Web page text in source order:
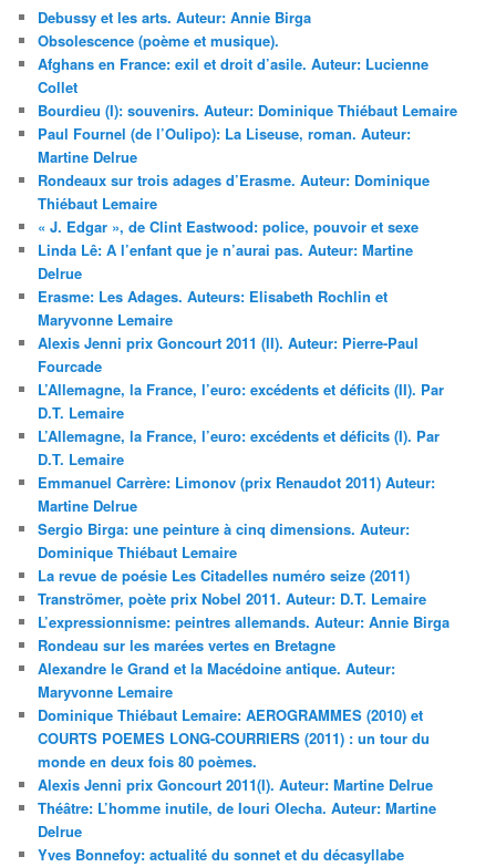
Debussy et les arts. Auteur: Annie Birga
Obsolescence (poème et musique).
Afghans en France: exil et droit d’asile. Auteur: Lucienne
Collet
Bourdieu (I): souvenirs. Auteur: Dominique Thiébaut Lemaire
Paul Fournel (de l’Oulipo): La Liseuse, roman. Auteur:
Martine Delrue
Rondeaux sur trois adages d’Erasme. Auteur: Dominique
Thiébaut Lemaire
« J. Edgar », de Clint Eastwood: police, pouvoir et sexe
Linda Lê: A l’enfant que je n’aurai pas. Auteur: Martine
Delrue
Erasme: Les Adages. Auteurs: Elisabeth Rochlin et
Maryvonne Lemaire
Alexis Jenni prix Goncourt 2011 (II). Auteur: Pierre-Paul
Fourcade
L’Allemagne, la France, l’euro: excédents et déficits (II). Par
D.T. Lemaire
L’Allemagne, la France, l’euro: excédents et déficits (I). Par
D.T. Lemaire
Emmanuel Carrère: Limonov (prix Renaudot 2011) Auteur:
Martine Delrue
Sergio Birga: une peinture à cinq dimensions. Auteur:
Dominique Thiébaut Lemaire
La revue de poésie Les Citadelles numéro seize (2011)
Tranströmer, poète prix Nobel 2011. Auteur: D.T. Lemaire
L’expressionnisme: peintres allemands. Auteur: Annie Birga
Rondeau sur les marées vertes en Bretagne
Alexandre le Grand et la Macédoine antique. Auteur:
Maryvonne Lemaire
Dominique Thiébaut Lemaire: AEROGRAMMES (2010) et
COURTS POEMES LONG-COURRIERS (2011) : un tour du
monde en deux fois 80 poèmes.
Alexis Jenni prix Goncourt 2011(I). Auteur: Martine Delrue
Théâtre: L’homme inutile, de Iouri Olecha. Auteur: Martine
Delrue
Yves Bonnefoy: actualité du sonnet et du décasyllabe